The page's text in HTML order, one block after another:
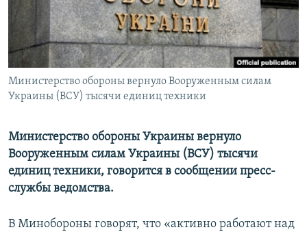
ПОБЕДИТЕЛЕЙ НЕ СУДЯТ?
КРЫМ.НЕПОКОРЕННЫЙ
ELIFBE
УКРАИНСКАЯ ПРОБЛЕМА КРЫМА
ПРИСОЕДИНЯЙТЕСЬ!
Все сайты RFE/RL
Министерство обороны вернуло Вооруженным силам
Украины (ВСУ) тысячи единиц техники
Министерство обороны Украины вернуло
Вооруженным силам Украины (ВСУ) тысячи
единиц техники, говорится в сообщении пресс-
службы ведомства.
В Минобороны говорят, что «активно работают над